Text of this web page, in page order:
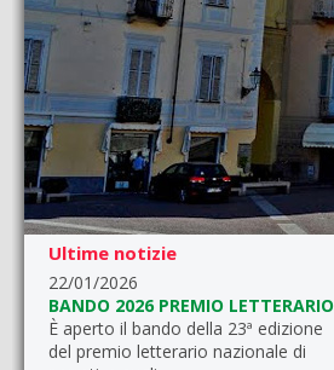
Ultime notizie
22/01/2026
BANDO 2026 PREMIO LETTERARIO
È aperto il bando della 23ª edizione
del premio letterario nazionale di